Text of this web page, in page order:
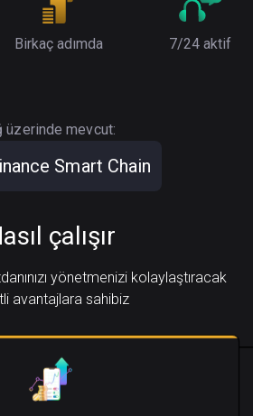
Birkaç adımda 7/24 aktif
üzerinde mevcut:
Smart Chain
çalışır
yönetmenizi kolaylaştıracak
avantajlara sahibiz